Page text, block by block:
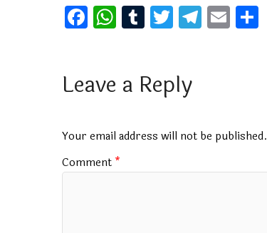
F
a
b
o
k
W
h
s
p
p
T
u
bl
T
wi
er
T
el
m
E
m
Leave a Reply
Your email address will not be published.
Comment *